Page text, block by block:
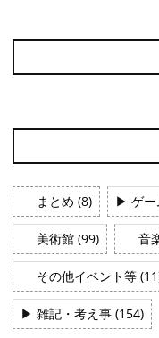
まとめ (8) ▶ ゲ
美術館 (99) 音
その他イベント等
▶ 雑記・考え事 (154)